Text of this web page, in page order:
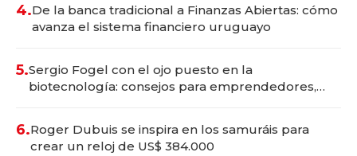
4.De la banca tradicional a Finanzas Abiertas: cómo
avanza el sistema financiero uruguayo
5.Sergio Fogel con el ojo puesto en la
biotecnología: consejos para emprendedores,
6.Roger Dubuis se inspira en los samuráis para
crear un reloj de US$ 384.000